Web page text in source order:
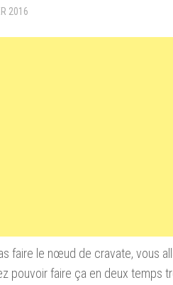
2016
faire le nœud de cravate, vous
pouvoir faire ça en deux temps